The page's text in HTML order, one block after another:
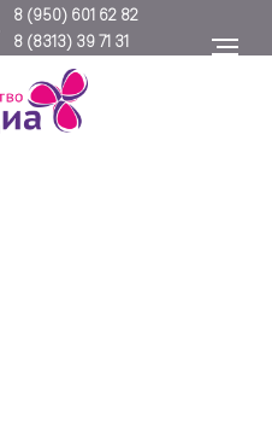
8 (950) 601 62 82
8 (8313) 39 71 31